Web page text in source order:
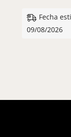
Fecha
09/08/2026